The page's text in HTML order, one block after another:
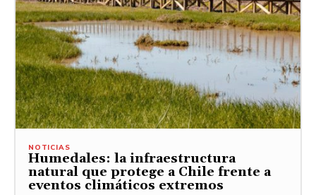
NOTICIAS
Humedales: la infraestructura
natural que protege a Chile frente a
eventos climáticos extremos